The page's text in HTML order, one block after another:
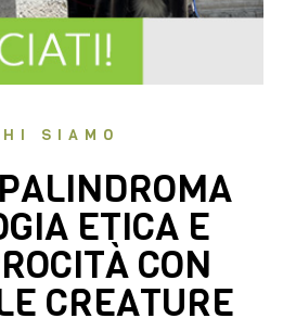
SIAMO
ETICA E
CON
CREATURE